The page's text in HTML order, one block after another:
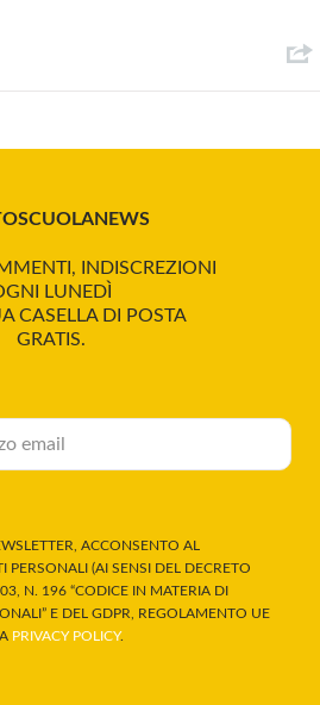
INDISCREZIONI
LUNEDÌ
CASELLA DI POSTA
GRATIS.
ACCONSENTO AL
PERSONALI (AI SENSI DEL DECRETO
N. 196 “CODICE IN MATERIA DI
E DEL GDPR, REGOLAMENTO UE
PRIVACY POLICY.